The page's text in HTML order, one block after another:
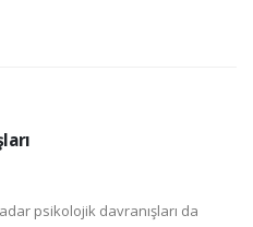
psikolojik davranışları da